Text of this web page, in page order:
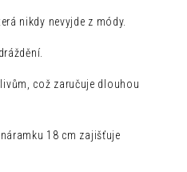
nikdy nevyjde z módy.
což zaručuje dlouhou
18 cm zajišťuje